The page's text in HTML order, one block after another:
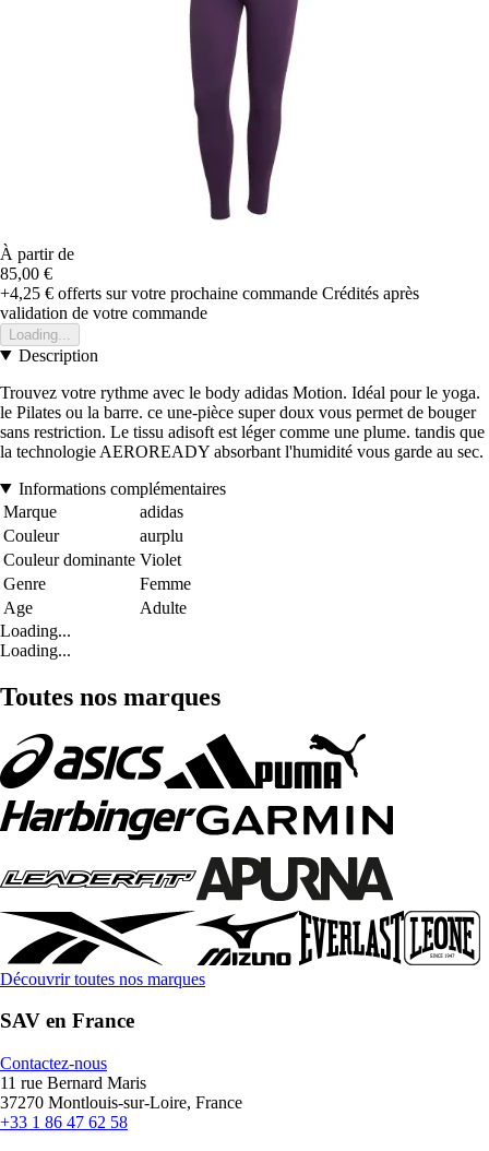
À partir de
85,00 €
+4,25 € offerts sur votre prochaine commande Crédités après
validation de votre commande
Loading...
Description
Trouvez votre rythme avec le body adidas Motion. Idéal pour le yoga.
le Pilates ou la barre. ce une-pièce super doux vous permet de bouger
sans restriction. Le tissu adisoft est léger comme une plume. tandis que
la technologie AEROREADY absorbant l'humidité vous garde au sec.
Informations complémentaires
Marque
adidas
Couleur
aurplu
Couleur dominante Violet
Genre
Femme
Age
Adulte
Loading...
Loading...
Toutes nos marques
Découvrir toutes nos marques
SAV en France
Contactez-nous
11 rue Bernard Maris
37270 Montlouis-sur-Loire, France
+33 1 86 47 62 58